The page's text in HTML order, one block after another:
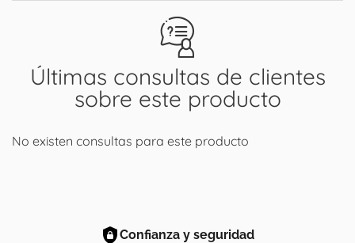
Últimas consultas de clientes
sobre este producto
No existen consultas para este producto
Confianza y seguridad